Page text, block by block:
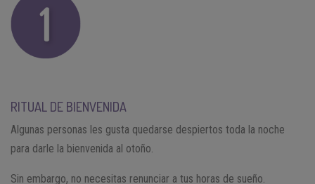
RITUAL DE BIENVENIDA
Algunas personas les gusta quedarse despiertos toda la noche
para darle la bienvenida al otoño.
Sin embargo, no necesitas renunciar a tus horas de sueño.